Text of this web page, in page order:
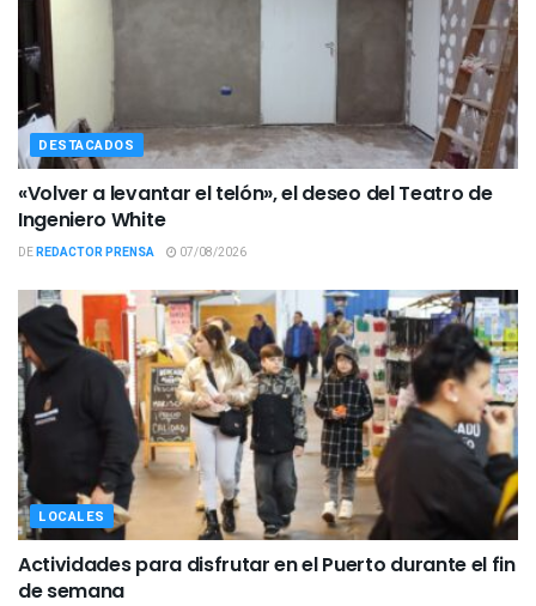
DESTACADOS
«Volver a levantar el telón», el deseo del Teatro de
Ingeniero White
DEREDACTOR PRENSA 07/08/2026
LOCALES
Actividades para disfrutar en el Puerto durante el fin
de semana